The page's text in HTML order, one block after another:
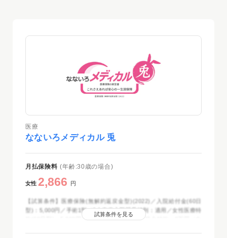
医療
なないろメディカル 兎
月払保険料 (年齢:30歳の場合)
女性 2,866 円
【試算条件】医療保険(無解約返戻金型)(2022)／入院給付金(60日
型)：5,000円／手術1型／3大疾病入院延長特則：適用／女性医療特
約(60日型)：5,000円(入院・手術型)／入院一時金特約：3万円／女
試算条件を見る